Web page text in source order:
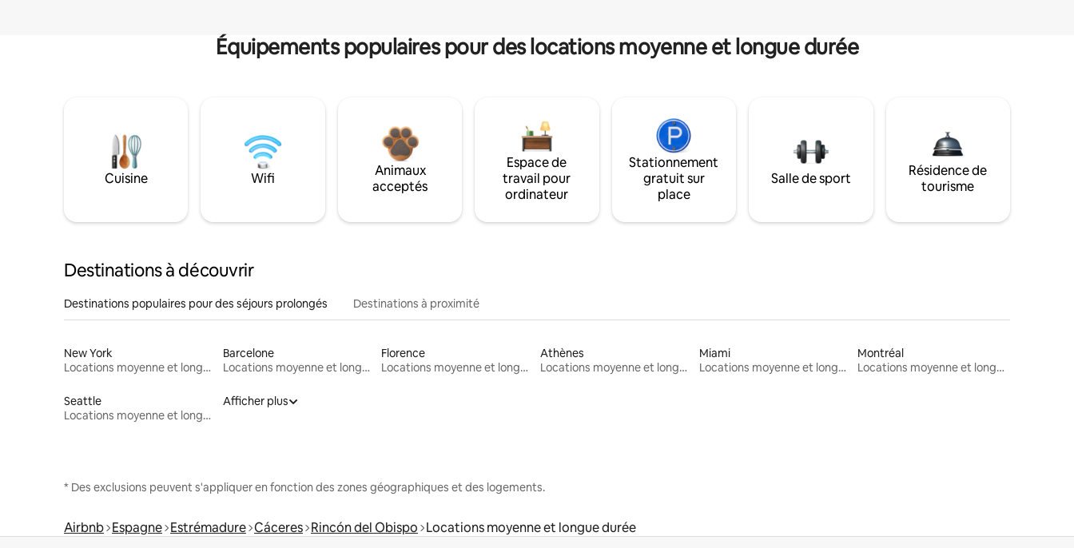
Équipements populaires pour des locations moyenne et longue durée
Cuisine Wifi
Animaux
acceptés
Espace de
travail pour
ordinateur
Stationnement
gratuit sur
place
Salle de sport
Résidence de
tourisme
Destinations à découvrir
Destinations populaires pour des séjours prolongés Destinations à proximité
New York
Locations moyenne et longue durée
Barcelone
Locations moyenne et longue durée
Florence
Locations moyenne et longue durée
Athènes
Locations moyenne et longue durée
Miami
Locations moyenne et longue durée
Montréal
Locations moyenne et longue durée
Seattle
Locations moyenne et longue durée
Afficher plus
* Des exclusions peuvent s'appliquer en fonction des zones géographiques et des logements.
Airbnb Espagne Estrémadure Cáceres Rincón del Obispo Locations moyenne et longue durée